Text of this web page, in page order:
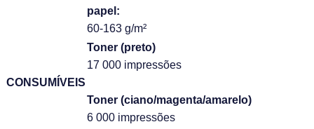
papel:
60-163 g/m²
CONSUMÍVEIS
Toner (preto)
17 000 impressões
Toner (ciano/magenta/amarelo)
6 000 impressões